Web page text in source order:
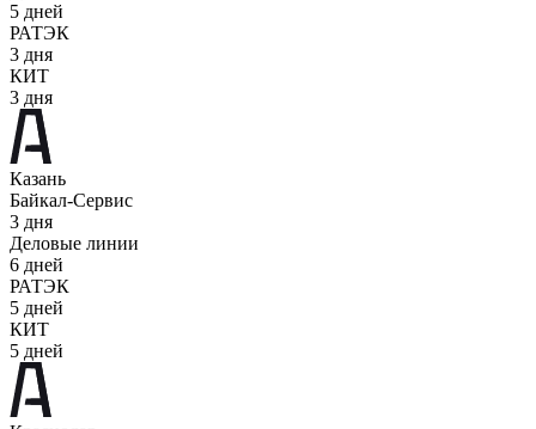
5 дней
РАТЭК
3 дня
КИТ
3 дня
Казань
Байкал-Сервис
3 дня
Деловые линии
6 дней
РАТЭК
5 дней
КИТ
5 дней